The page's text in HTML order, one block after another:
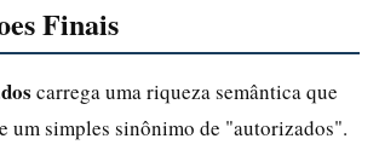
Finais
carrega uma riqueza semântica que
um simples sinônimo de "autorizados".